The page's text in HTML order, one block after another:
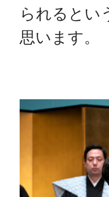
られるとい
思います。